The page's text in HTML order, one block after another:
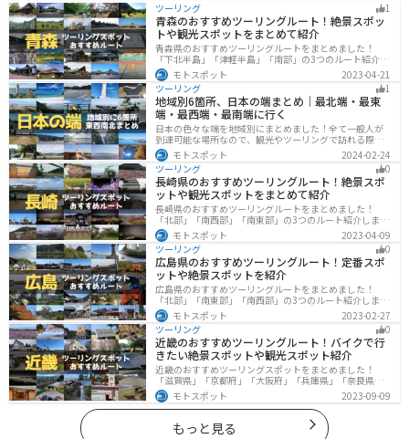
ツーリング 1
青森のおすすめツーリングルート！絶景スポッ
トや観光スポットをまとめて紹介
青森県のおすすめツーリングルートをまとめました！
「下北半島」「津軽半島」「南部」の3つのルート紹介し
ます。自然に恵まれた風光明媚な景色や歴史文化に触れ
られる観光スポットが多くあります。バイクで青森県に
ツーリングに行く際は参考にしてください。
モトスポット
2023-04-21
ツーリング
1
地域別6箇所、日本の端まとめ｜最北端・最東
端・最西端・最南端に行く
日本の色々な端を地域別にまとめました！全て一般人が
到達可能な場所なので、観光やツーリングで訪れる際の
参考にしてください。
モトスポット
2024-02-24
ツーリング
0
長崎県のおすすめツーリングルート！絶景スポ
ットや観光スポットをまとめて紹介
長崎県のおすすめツーリングルートをまとめました！
「北部」「南西部」「南東部」の3つのルート紹介しま
す。国際色豊かな街並みや世界遺産、絶景ポイントが数
多く存在し、様々な楽しみ方ができます。バイクで長崎
県にツーリングに行く際は参考にしてください。
モトスポット
2023-04-09
ツーリング
0
広島県のおすすめツーリングルート！定番スポ
ットや絶景スポットを紹介
広島県のおすすめツーリングルートをまとめました！
「北部」「南東部」「南西部」の3つのルート紹介しま
す。自然豊かな山と海だけでなく、歴史的価値のある建
造物も多数あるので、飽きることなくツーリングを堪能
できます。バイクで広島県にツーリングに行く際は参考
にしてください。
モトスポット
2023-02-27
ツーリング
0
近畿のおすすめツーリングルート！バイクで行
きたい絶景スポットや観光スポット紹介
近畿のおすすめツーリングスポットをまとめました！
「滋賀県」「京都府」「大阪府」「兵庫県」「奈良県」
「和歌山」の各県の観光地紹介します。自然豊かな山々
や湖、温泉地が点在し、四季折々の景色を楽しめるスポ
ットが多数あります。バイクで近畿にツーリングに行く
際は参考にしてください。
モトスポット 2023-09-09
もっと見る